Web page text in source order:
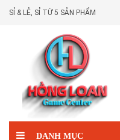
SỈ & LẺ, SỈ TỪ 5 SẢN PHẨM
DANH MỤC